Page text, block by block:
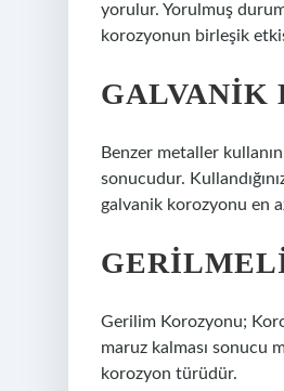
yorulur. Yorulmuş
korozyonun birleşik
GALVANIK
Benzer metaller
sonucudur.
galvanik korozyonu en
Gerilim Korozyonu;
maruz kalması sonucu
korozyon türüdür.